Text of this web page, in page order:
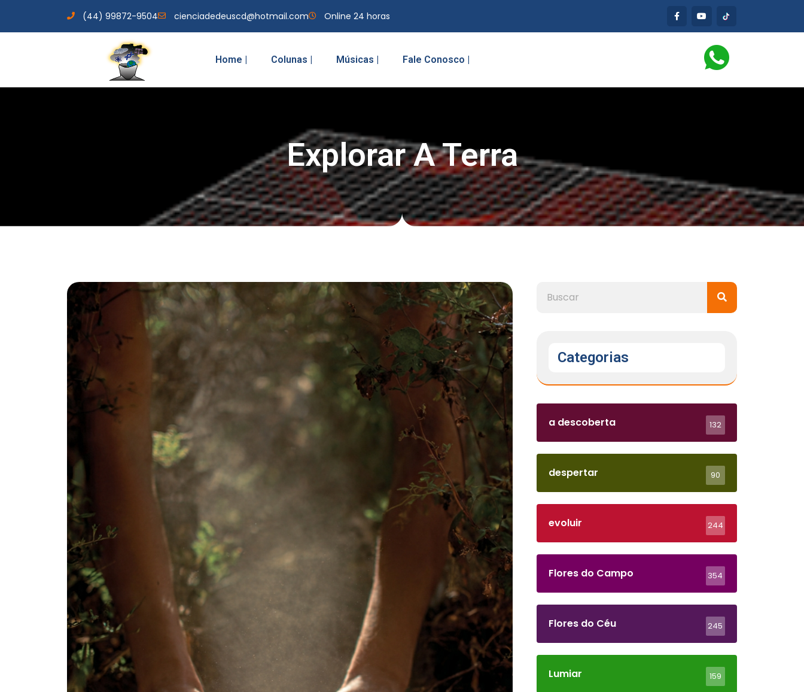
(44) 99872-9504 cienciadedeuscd@hotmail.com Online 24 horas
Home | Colunas | Músicas | Fale Conosco |
Explorar A Terra
Categorias
a descoberta 132
despertar 90
evoluir 244
Flores do Campo 354
Flores do Céu 245
Lumiar 159